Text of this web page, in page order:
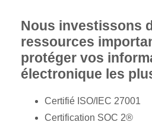
Nous investissons
ressources
protéger vos
électronique les
Certifié ISO/IEC 27001
Certification SOC 2®